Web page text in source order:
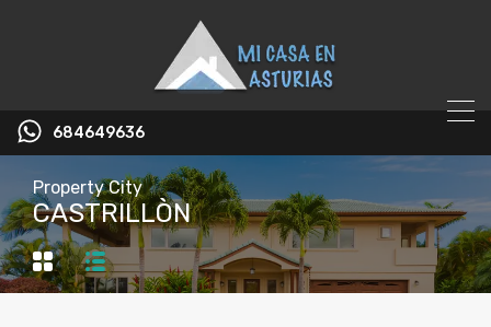
684649636
Property City
CASTRILLÒN